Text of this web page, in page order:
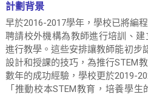
計劃背景
早於2016-2017學年，學校已將編
聘請校外機構為教師進行培訓、
進行教學。這些安排讓教師能初步
設計和授課的技巧，為推行STEM
數年的成功經驗，學校更於2019-
「推動校本STEM教育，培養學